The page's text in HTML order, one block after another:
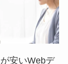
安いWebデ